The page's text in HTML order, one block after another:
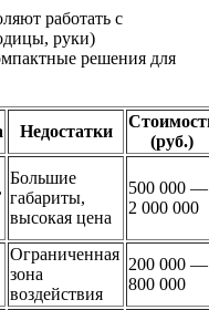
работать с
руки)
решения для
Недостатки
(руб.)
Большие
габариты,
высокая цена
500 000 —
2 000 000
Ограниченная
зона
воздействия
200 000 —
800 000